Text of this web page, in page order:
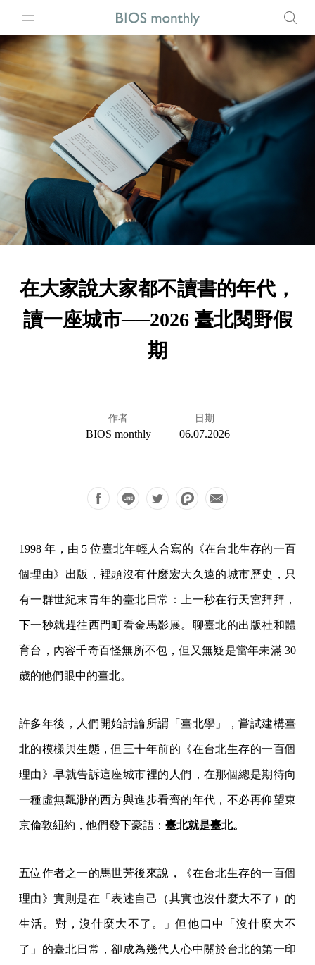
在大家說大家都不讀書的年代，
讀一座城市──2026 臺北閱野假
期
作者
BIOS monthly
日期
06.07.2026
1998 年，由 5 位臺北年輕人合寫的《在台北生存的一百
個理由》出版，裡頭沒有什麼宏大久遠的城市歷史，只
有一群世紀末青年的臺北日常：上一秒在行天宮拜拜，
下一秒就趕往西門町看金馬影展。聊臺北的出版社和體
育台，內容千奇百怪無所不包，但又無疑是當年未滿 30
歲的他們眼中的臺北。
許多年後，人們開始討論所謂「臺北學」，嘗試建構臺
北的模樣與生態，但三十年前的《在台北生存的一百個
理由》早就告訴這座城市裡的人們，在那個總是期待向
一種虛無飄渺的西方與進步看齊的年代，不必再仰望東
京倫敦紐約，他們發下豪語： 臺北就是臺北。
五位作者之一的馬世芳後來說，《在台北生存的一百個
理由》實則是在「表述自己（其實也沒什麼大不了）的
生活。對，沒什麼大不了。」但他口中「沒什麼大不
了」的臺北日常，卻成為幾代人心中關於台北的第一印